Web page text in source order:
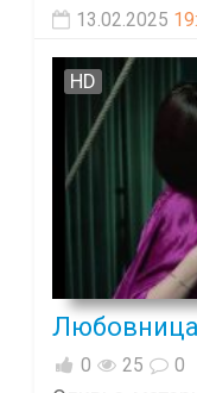
13.02.2025
HD
0 25 0